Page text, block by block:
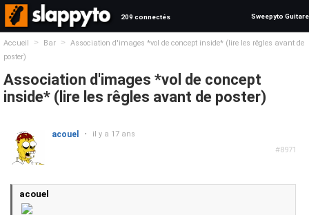
209 connectés Sweepyto Guitare
Accueil > Bar >
Association d'images *vol de concept inside* (lire les rêgles avant de
poster)
Association d'images *vol de concept
inside* (lire les rêgles avant de poster)
#8971
acouel • il y a 17 ans
acouel